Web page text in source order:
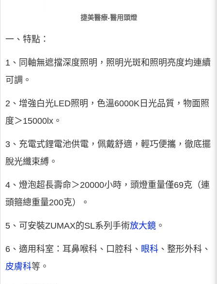
捷美醫療-醫用頭燈
一、特點：
1、同軸無遮擋深度照明，照明光斑和照明亮度均連續
可調。
2、增強白光LED照明，色溫6000K日光品質，物面照
度＞15000lx。
3、充電式鋰電池供電，佩戴舒適，輕巧便攜，徹底擺
脫光纖束縛。
4、燈泡超長壽命＞20000小時，頭燈重量僅69克（連
頭箍總重量200克）。
5、可安裝ZUMAX的SL系列手術放大鏡 。
6、適用科室：耳鼻喉科、口腔科、 眼科 、整形外科、
皮膚科等。